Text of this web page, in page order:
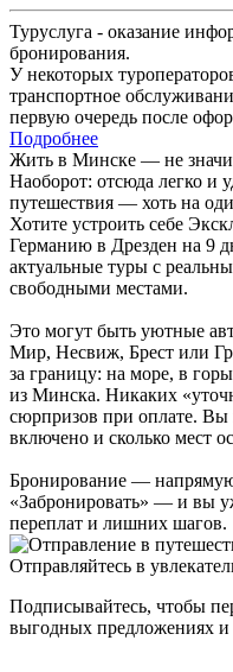
Туруслуга - оказание
бронирования.
У некоторых
транспортное
первую очередь после
Подробнее
Жить в Минске — не
Наоборот: отсюда легко и
путешествия — хоть на
Хотите устроить себе
Германию в Дрезден на 9
актуальные туры с
свободными местами.
Это могут быть уютные
Мир, Несвиж, Брест или
за границу: на море, в
из Минска. Никаких
сюрпризов при оплате. Вы
включено и сколько мест
Бронирование —
«Забронировать» — и вы
переплат и лишних шагов.
Отправляйтесь в
Подписывайтесь, чтобы
выгодных предложениях